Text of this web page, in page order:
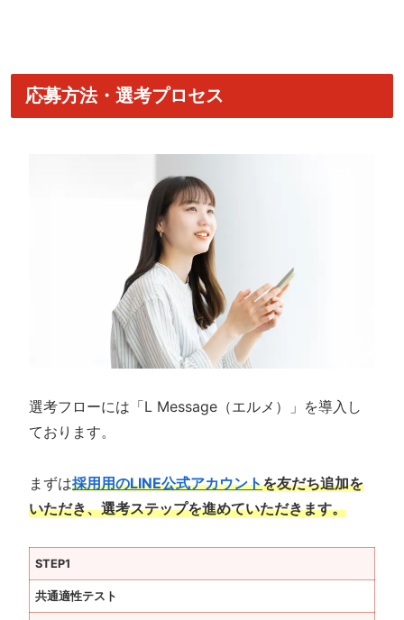
応募方法・選考プロセス
選考フローには「L Message（エルメ）」を導入し
ております。
まずは採用用のLINE公式アカウントを友だち追加を
いただき、選考ステップを進めていただきます。
STEP1
共通適性テスト